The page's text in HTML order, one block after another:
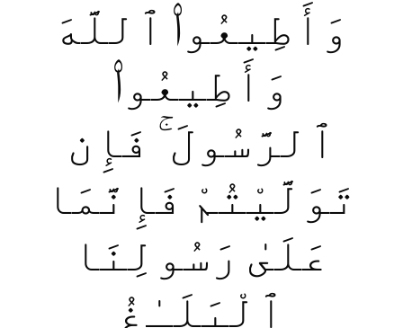
وَأَطِيعُوا۟ ٱللَّهَ
وَأَطِيعُوا۟
ٱلرَّسُولَ ۚ فَإِن
تَوَلَّيْتُمْ فَإِنَّمَا
عَلَىٰ رَسُولِنَا